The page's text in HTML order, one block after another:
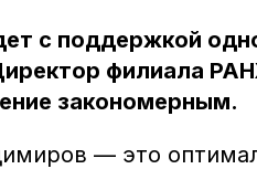
с поддержкой
филиала
закономерным.
— это